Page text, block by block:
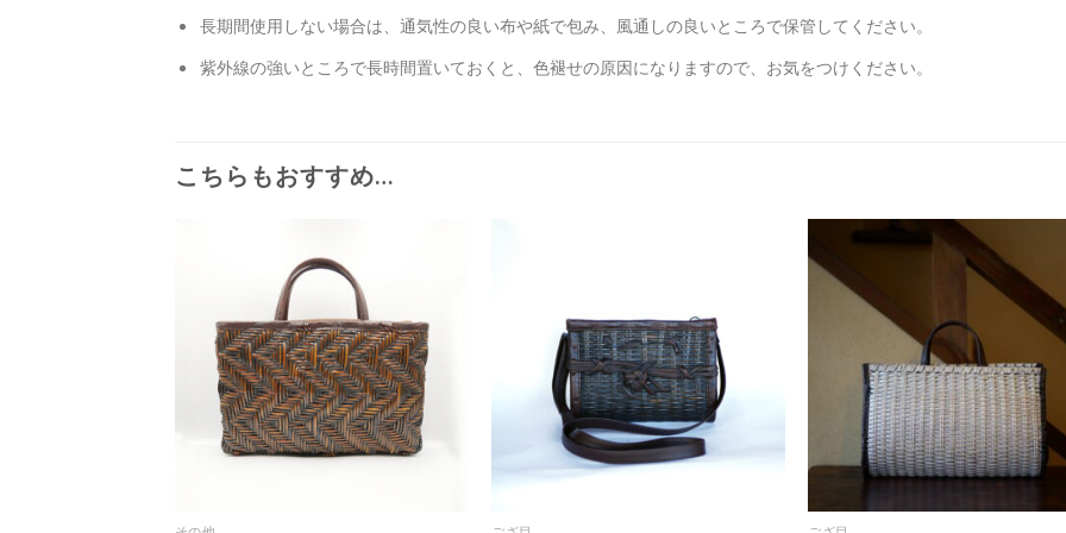
長期間使用しない場合は、通気性の良い布や紙で包み、風通しの良いところで保管してください。
紫外線の強いところで長時間置いておくと、色褪せの原因になりますので、お気をつけください。
こちらもおすすめ…